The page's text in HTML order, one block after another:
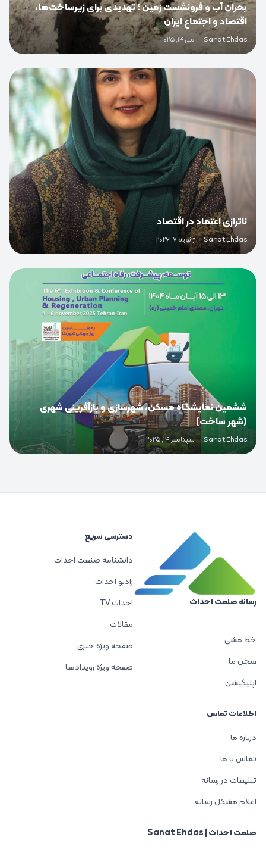
بحران آب و فرونشست زمین ؛ تهدیدی برای زیرساخت‌ها،
اقتصاد و اجتماع ایران
Sanat Ehdas
· می 14, 2025
ناترازی اعتماد در اقتصاد
Sanat Ehdas
· ژانویه 7, 2026
0
ششمین نمایشگاه مسکن، شهرسازی و بازآفرینی شهری
(شهر ساخت)
Sanat Ehdas
· سپتامبر 14, 2025
رسانه صنعت احداث
خط مشی
سخن ما
اپلیکیشن
دسترسی سریع
دانشنامه صنعت احداث
رادیو احداث
احداث TV
مقالات
صفحه ویژه خبری
صفحه ویژه رویدادها
اطلاعات تماس
درباره ما
تماس با ما
تبلیغات در رسانه
اعلام مشکل رسانه
صنعت احداث | Sanat Ehdas